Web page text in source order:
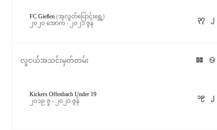
FC Gießen (အလွတ်ပြောင်းရွှေ့)
၂၀၂၀ အောက် - ၂၀၂၁ ဇွန်
၃၇ ၂
လူငယ်အသင်းမှတ်တမ်း
Kickers Offenbach Under 19
၂၀၁၉ ဇူ - ၂၀၂၀ ဇွန်
၁၉ ၂